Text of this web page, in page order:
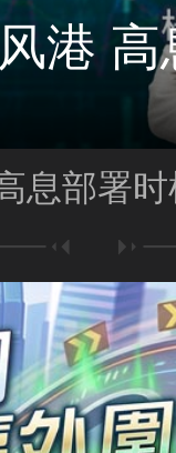
港
息部署